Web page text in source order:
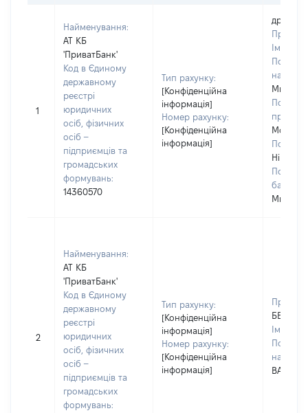
1
Найменування:
АТ КБ
'ПриватБанк'
Код в Єдиному
державному
реєстрі
юридичних
осіб, фізичних
осіб –
підприємців та
громадських
формувань:
14360570
Тип рахунку:
[Конфіденційна
інформація]
Номер рахунку:
[Конфіденційна
інформація]
дружина
Ім'я:
По
Молнар
Ніна
2
Найменування:
АТ КБ
'ПриватБанк'
Код в Єдиному
державному
реєстрі
юридичних
осіб, фізичних
осіб –
підприємців та
громадських
формувань:
Тип рахунку:
[Конфіденційна
інформація]
Номер рахунку:
[Конфіденційна
інформація]
БЕНЧАК
Ім'я:
По